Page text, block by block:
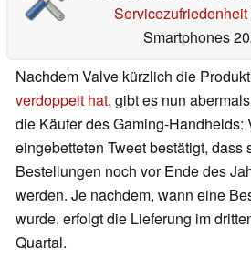
Servicezufriedenheit
Smartphones
Nachdem Valve kürzlich die
verdoppelt hat, gibt es nun
die Käufer des Gaming-Handhelds:
eingebetteten Tweet bestätigt, dass
Bestellungen noch vor Ende des
werden. Je nachdem, wann eine
wurde, erfolgt die Lieferung im
Quartal.